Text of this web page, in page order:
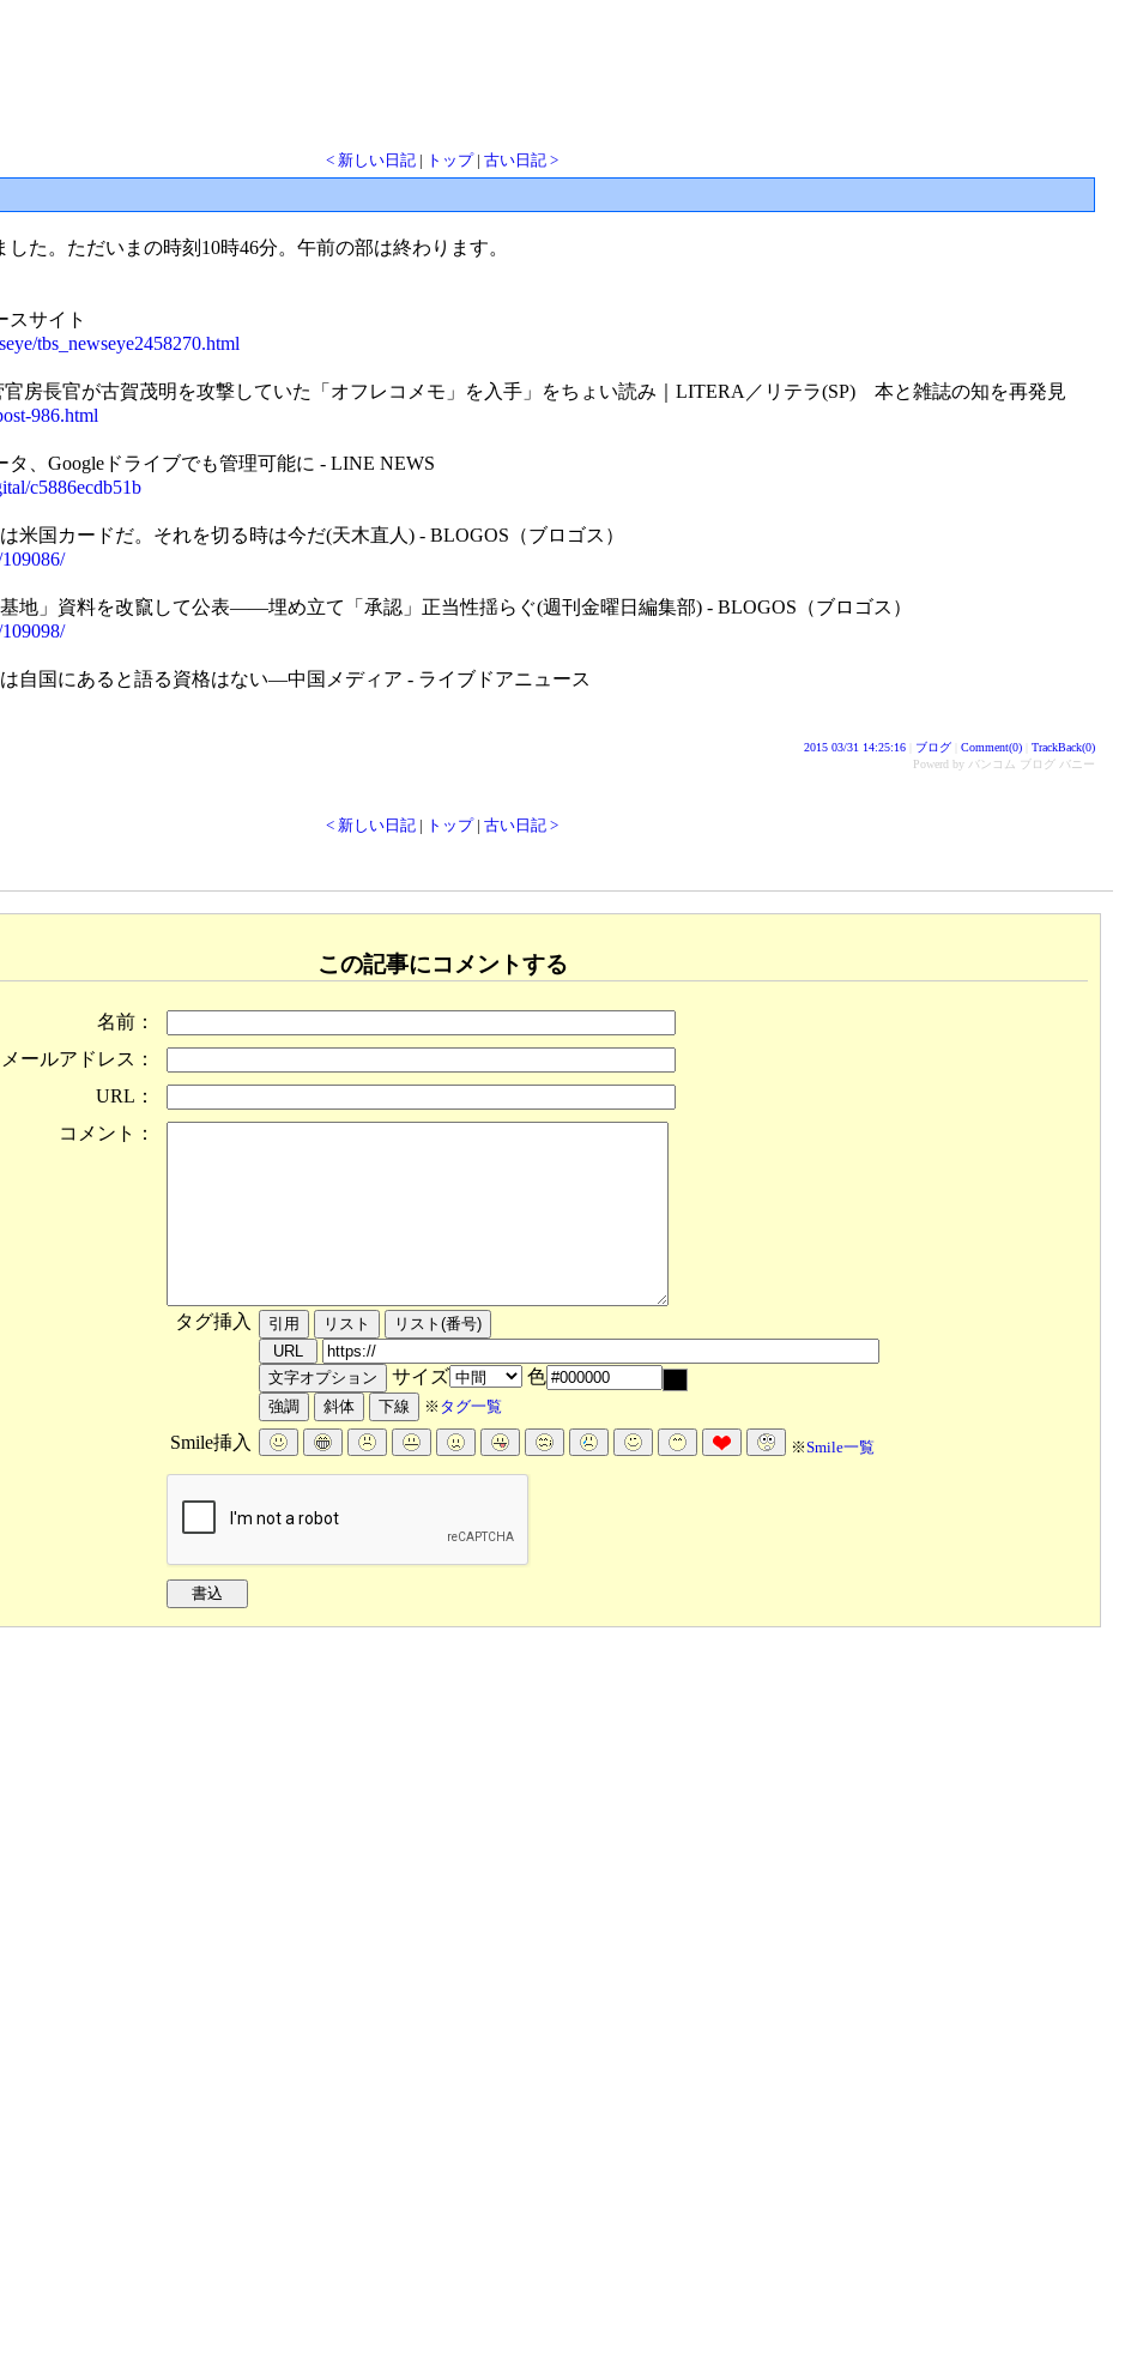
< 新しい日記 | トップ| 古い日記 >
た。ただいまの時刻10時46分。午前の部は終わります。
スサイト
tbs_newseye2458270.html
官房長官が古賀茂明を攻撃していた「オフレコメモ」を入手」をちょい読み｜LITERA／リテラ(SP) 本と雑誌の知を再発見
986.html
タ、Googleドライブでも管理可能に - LINE NEWS
c5886ecdb51b
米国カードだ。それを切る時は今だ(天木直人) - BLOGOS（ブロゴス）
地」資料を改竄して公表――埋め立て「承認」正当性揺らぐ(週刊金曜日編集部) - BLOGOS（ブロゴス）
自国にあると語る資格はない―中国メディア - ライブドアニュース
2015 03/31 14:25:16 ブログ Comment(0)
TrackBack(0)
Powerd by バンコム ブログ バニー
< 新しい日記 | トップ| 古い日記 >
この記事にコメントする
名前：
メールアドレス：
URL：
コメント：
タグ挿入
サイズ 色
※ タグ一覧
Smile挿入 ※Smile一覧